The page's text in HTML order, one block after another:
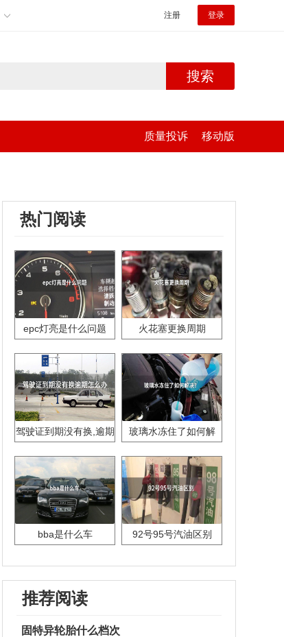
注册 登录
搜索
质量投诉 移动版
热门阅读
epc灯亮是什么问题 火花塞更换周期
驾驶证到期没有换,逾期
玻璃水冻住了如何解
bba是什么车 92号95号汽油区别
推荐阅读
固特异轮胎什么档次